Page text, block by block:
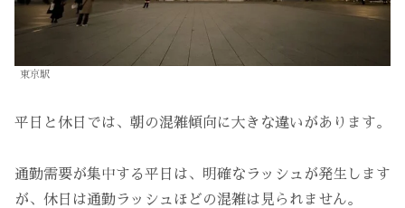
東京駅
平日と休日では、朝の混雑傾向に大きな違いがあります。
通勤需要が集中する平日は、明確なラッシュが発生します
が、休日は通勤ラッシュほどの混雑は見られません。